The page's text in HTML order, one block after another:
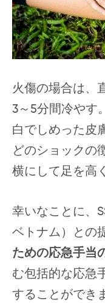
火傷の場合は、
3～5分間冷やす
白でしめった皮
どのショックの
横にして足を高
幸いなことに、
ベトナム）との
ための応急手当
む包括的な応急
することができ